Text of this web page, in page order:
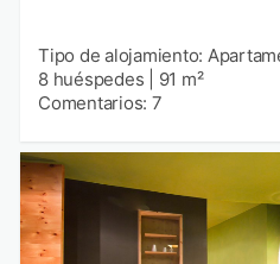
Tipo de alojamiento:
8 huéspedes
91 m²
Comentarios: 7